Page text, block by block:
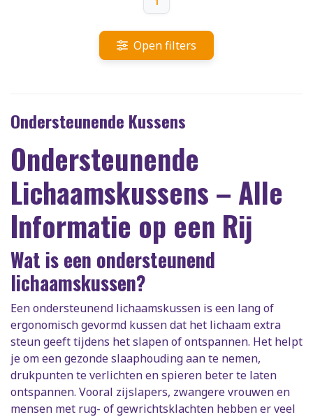
Open filters
Ondersteunende Kussens
Ondersteunende
Lichaamskussens – Alle
Informatie op een Rij
Wat is een ondersteunend
lichaamskussen?
Een ondersteunend lichaamskussen is een lang of
ergonomisch gevormd kussen dat het lichaam extra
steun geeft tijdens het slapen of ontspannen. Het helpt
je om een gezonde slaaphouding aan te nemen,
drukpunten te verlichten en spieren beter te laten
ontspannen. Vooral zijslapers, zwangere vrouwen en
mensen met rug- of gewrichtsklachten hebben er veel